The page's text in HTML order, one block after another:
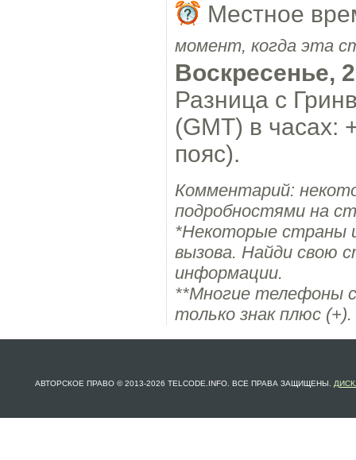
Местное
момент, когда эта
Воскресенье,
Разница с
(GMT) в часах:
пояс).
Комментарий:
подробностями на
*Некоторые страны
вызова. Найди свою
информации.
**Многие телефоны
только знак плюс (+).
АВТОРСКОЕ ПРАВО © 2013-2026 TELCODE.INFO. ВСЕ ПРАВА ЗАЩИЩЕНЫ.